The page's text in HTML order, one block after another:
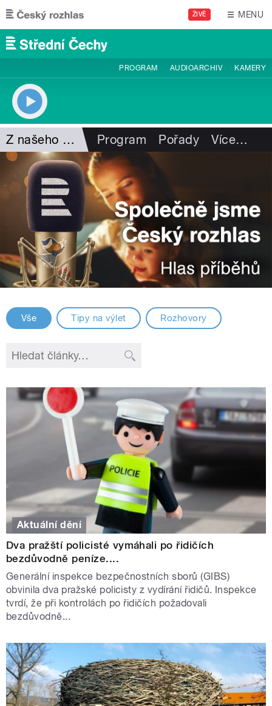
Přejít k hlavnímu obsahu
ŽIVĚ MENU
PROGRAM AUDIOARCHIV KAMERY
Z našeho vysílání Program Pořady Více…
Vše Tipy na výlet Rozhovory
Aktuální dění
Dva pražští policisté vymáhali po řidičích
bezdůvodně peníze....
Generální inspekce bezpečnostních sborů (GIBS)
obvinila dva pražské policisty z vydírání řidičů. Inspekce
tvrdí, že při kontrolách po řidičích požadovali
bezdůvodně...